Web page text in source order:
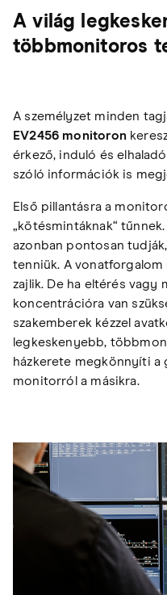
A világ
többmonitoros
A személyzet minden
EV2456 monitoron
érkező, induló és
szóló információk is
Első pillantásra a
„kötésmintáknak“
azonban pontosan
tenniük. A
zajlik. De ha eltérés
koncentrációra van
szakemberek kézzel
legkeskenyebb,
házkerete megkönnyíti
monitorról a másikra.